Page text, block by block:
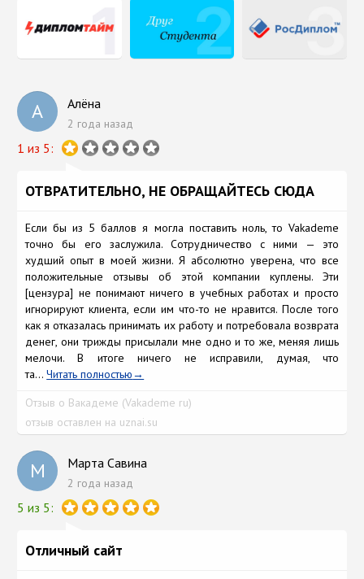
А Алёна
2 года назад
1 из 5:
ОТВРАТИТЕЛЬНО, НЕ ОБРАЩАЙТЕСЬ СЮДА
Если бы из 5 баллов я могла поставить ноль, то Vakademe
точно бы его заслужила. Сотрудничество с ними — это
худший опыт в моей жизни. Я абсолютно уверена, что все
положительные отзывы об этой компании куплены. Эти
[цензура] не понимают ничего в учебных работах и просто
игнорируют клиента, если им что-то не нравится. После того
как я отказалась принимать их работу и потребовала возврата
денег, они трижды присылали мне одно и то же, меняя лишь
мелочи. В итоге ничего не исправили, думая, что
та...Читать полностью
Отзыв о Вакадеме (Vakademe ru)
отзыв оставлен на uznai.su
М Марта Савина
2 года назад
5 из 5:
Отличный сайт